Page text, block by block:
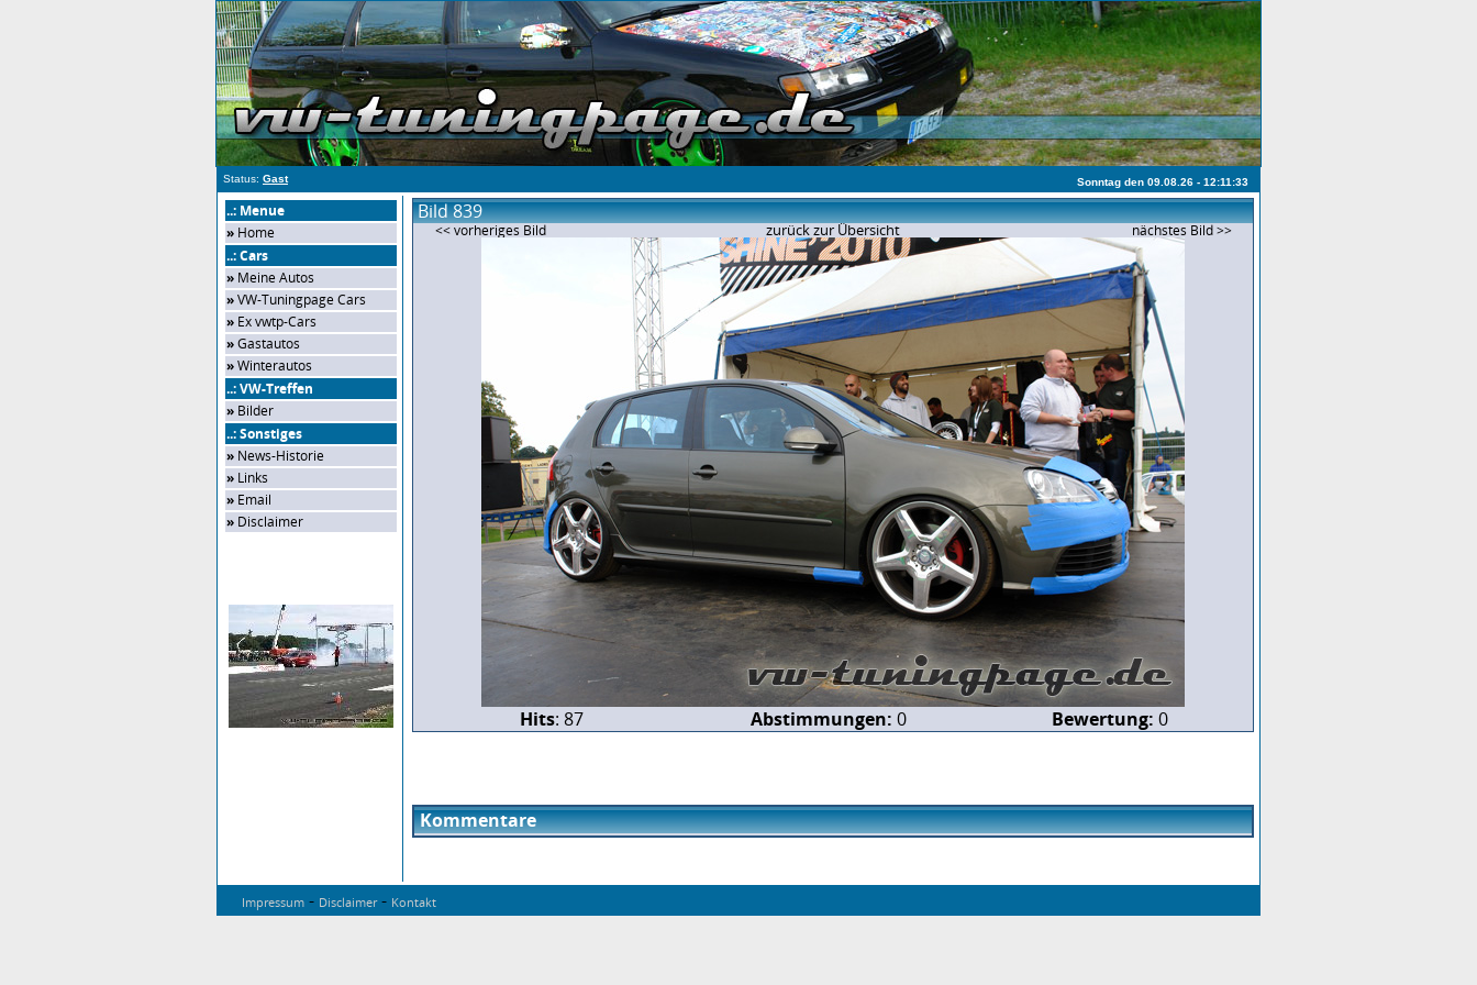
Status: Gast Sonntag den 09.08.26 - 12:11:33
..: Menue
» Home
..: Cars
» Meine Autos
»VW-Tuningpage Cars
» Ex vwtp-Cars
»Gastautos
»Winterautos
..: VW-Treffen
» Bilder
..: Sonstiges
» News-Historie
» Links
» Email
» Disclaimer
Bild 839
<< vorheriges Bild zurück zur Übersicht nächstes Bild >>
Hits: 87 Abstimmungen: 0 Bewertung: 0
Kommentare
Impressum - Disclaimer- Kontakt